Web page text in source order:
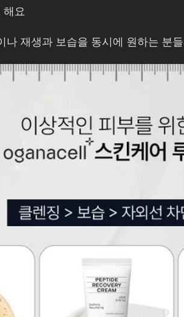
요
나 재생과 보습을 동시에 원하는 분